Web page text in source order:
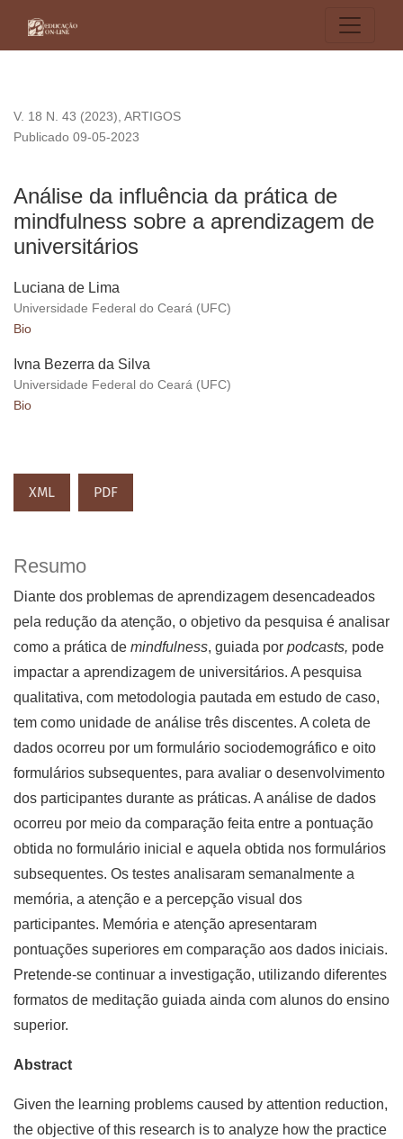
V. 18 N. 43 (2023), ARTIGOS
Análise da influência da prática de
mindfulness sobre a aprendizagem de
universitários
Publicado 09-05-2023
Luciana de Lima
Universidade Federal do Ceará (UFC)
Bio
Ivna Bezerra da Silva
Universidade Federal do Ceará (UFC)
Bio
XML PDF
Resumo
Diante dos problemas de aprendizagem desencadeados
pela redução da atenção, o objetivo da pesquisa é analisar
como a prática de mindfulness, guiada por podcasts, pode
impactar a aprendizagem de universitários. A pesquisa
qualitativa, com metodologia pautada em estudo de caso,
tem como unidade de análise três discentes. A coleta de
dados ocorreu por um formulário sociodemográfico e oito
formulários subsequentes, para avaliar o desenvolvimento
dos participantes durante as práticas. A análise de dados
ocorreu por meio da comparação feita entre a pontuação
obtida no formulário inicial e aquela obtida nos formulários
subsequentes. Os testes analisaram semanalmente a
memória, a atenção e a percepção visual dos
participantes. Memória e atenção apresentaram
pontuações superiores em comparação aos dados iniciais.
Pretende-se continuar a investigação, utilizando diferentes
formatos de meditação guiada ainda com alunos do ensino
superior.
Abstract
Given the learning problems caused by attention reduction,
the objective of this research is to analyze how the practice